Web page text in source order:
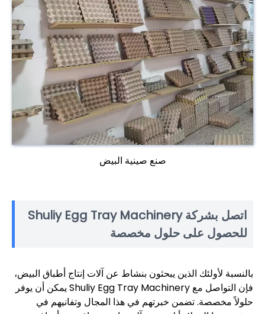
صنع صينية البيض
اتصل بشركة Shuliy Egg Tray Machinery
للحصول على حلول مخصصة
بالنسبة لأولئك الذين يبحثون بنشاط عن آلات إنتاج أطباق البيض،
فإن التواصل مع Shuliy Egg Tray Machinery يمكن أن يوفر
حلولاً مخصصة. تضمن خبرتهم في هذا المجال وتفانيهم في